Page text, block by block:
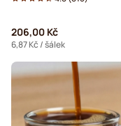
Starbucks® Grande
206,00 Kč
6,87 Kč / šálek